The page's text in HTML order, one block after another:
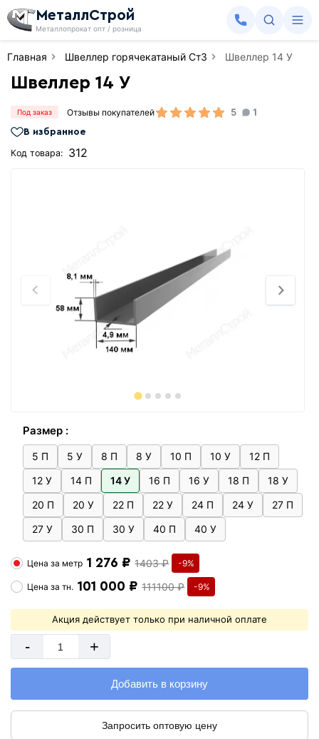
МеталлСтрой
Металлопрокат опт / розница
Главная Швеллер горячекатаный Ст3 Швеллер 14 У
Швеллер 14 У
Под заказ Отзывы покупателей 5 1
В избранное
Код товара: 312
Размер :
5 П 5 У 8 П 8 У 10 П 10 У
12 П
12 У
14 П 14 У 16 П 16 У 18 П
18 У
20 П
20 У 22 П 22 У 24 П 24 У
27 П
27 У
30 П 30 У 40 П 40 У
Цена за метр 1 276 ₽ 1403 ₽ -9%
Цена затн. 101 000 ₽ 111100 ₽ -9%
Акция действует только при наличной оплате
- +
Добавить в корзину
Запросить оптовую цену